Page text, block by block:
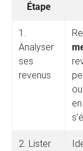
Étape
1.
Analyser
ses
revenus
2. Lister